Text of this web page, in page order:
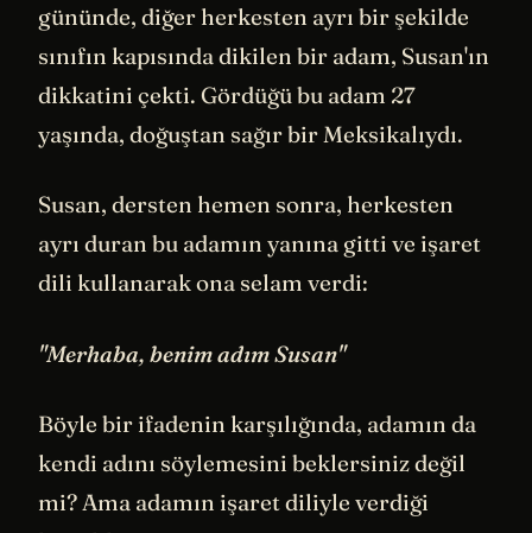
gününde, diğer herkesten ayrı bir şekilde
sınıfın kapısında dikilen bir adam, Susan'ın
dikkatini çekti. Gördüğü bu adam 27
yaşında, doğuştan sağır bir Meksikalıydı.
Susan, dersten hemen sonra, herkesten
ayrı duran bu adamın yanına gitti ve işaret
dili kullanarak ona selam verdi:
"Merhaba, benim adım Susan"
Böyle bir ifadenin karşılığında, adamın da
kendi adını söylemesini beklersiniz değil
mi? Ama adamın işaret diliyle verdiği